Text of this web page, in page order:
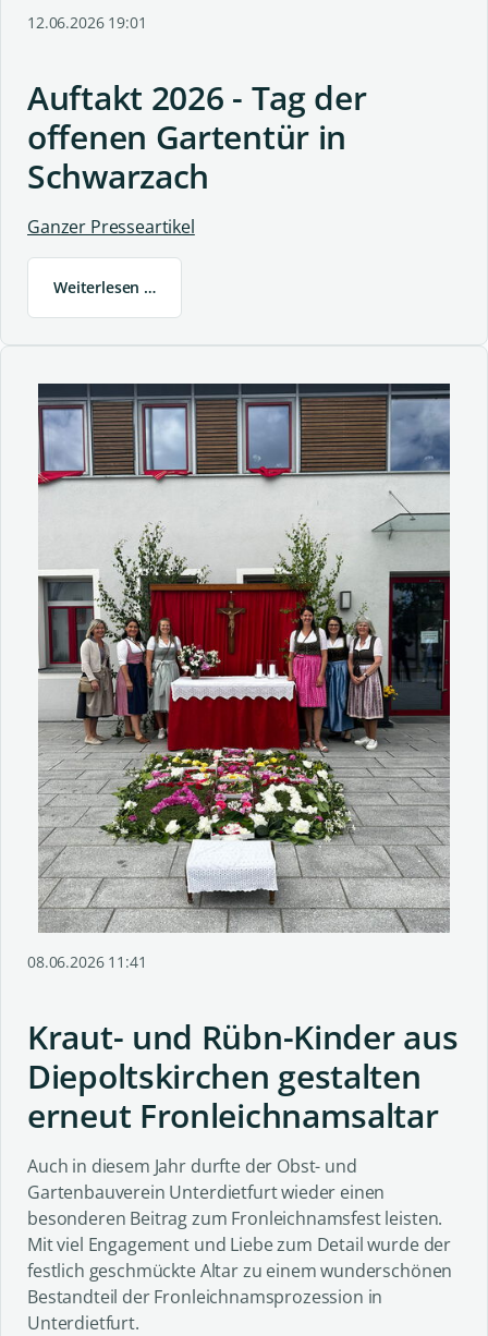
12.06.2026 19:01
Auftakt 2026 - Tag der
offenen Gartentür in
Schwarzach
Ganzer Presseartikel
Weiterlesen …
08.06.2026 11:41
Kraut- und Rübn-Kinder aus
Diepoltskirchen gestalten
erneut Fronleichnamsaltar
Auch in diesem Jahr durfte der Obst- und
Gartenbauverein Unterdietfurt wieder einen
besonderen Beitrag zum Fronleichnamsfest leisten.
Mit viel Engagement und Liebe zum Detail wurde der
festlich geschmückte Altar zu einem wunderschönen
Bestandteil der Fronleichnamsprozession in
Unterdietfurt.